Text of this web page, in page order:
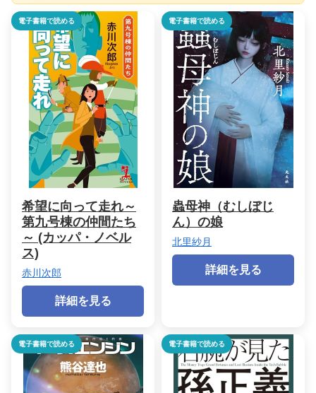
電子書籍で読める
希望に向って走れ～
第九号棟の仲間たち
～ (カッパ・ノベル
ス)
赤川次郎
詳細を見る
電子書籍で読める
蟲母神（むしぼじ
ん）の娘
北里紗月
詳細を見る
電子書籍で読める 電子書籍で読める